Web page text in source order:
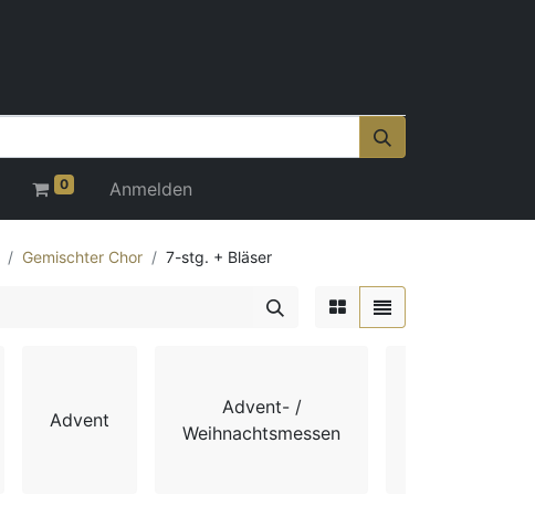
0 Anmelden
Gemischter Chor 7-stg. + Bläser
Advent
Advent- /
Weihnachtsmessen